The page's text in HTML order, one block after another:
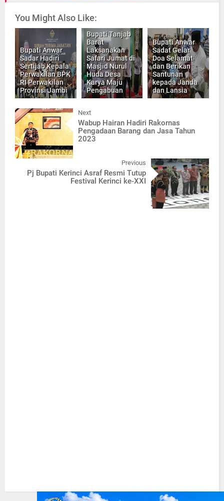
You Might Also Like:
Bupati Anwar
Sadar Hadiri
Sertijab Kepala
Perwakilan BPK
RI Perwakilan
Provinsi Jambi
Bupati Tanjab
Barat
Laksanakan
Safari Jumat di
Masjid Nurul
Huda Desa
Karya Maju
Pengabuan
Bupati Anwar
Sadat Gelar
Doa Selamat
dan Berikan
Santunan
kepada Janda
dan Lansia
Next
Wabup Hairan Hadiri Rakornas
Pengadaan Barang dan Jasa Tahun
2023
Previous
Pj Bupati Kerinci Asraf Resmi Tutup
Festival Kerinci ke-XXI